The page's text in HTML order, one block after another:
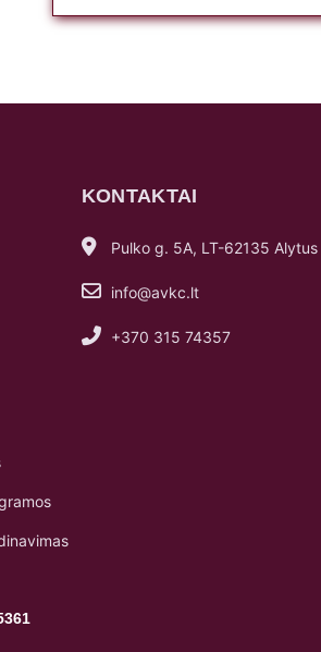
KONTAKTAI
Pulko g. 5A, LT-62135 Alytus
info@avkc.lt
+370 315 74357